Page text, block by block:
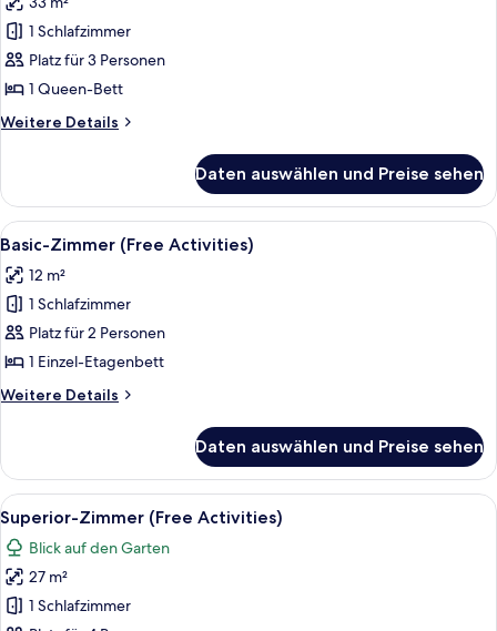
Junior-
Zimmer
(Kimberly)
anzeigen
1 Schlafzimmer
Platz für 3 Personen
1 Queen-Bett
Weitere Details
Weitere
Zimmer
(Kimberly)
Daten auswählen und Preise sehen
Alle
Fotos
für
Basic-
Zimmer
(Free
Activities)
anzeigen
Ein Stockbett mit Schreibtisch und
14
Basic-Zimmer (Free Activities)
12 m²
1 Schlafzimmer
Platz für 2 Personen
1 Einzel-Etagenbett
Weitere Details
Weitere
Zimmer
(Free
Activities)
Daten auswählen und Preise sehen
Alle
Fotos
für
Superior-
Zimmer
Ein mehrstöckiges Hotel mit
14
Superior-Zimmer (Free Activities)
Blick auf den Garten
27 m²
1 Schlafzimmer